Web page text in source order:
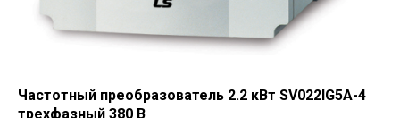
Частотный преобразователь 2.2 кВт SV022IG5A-4
трехфазный 380 В